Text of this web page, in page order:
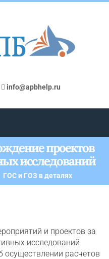
info@apbhelp.ru
проектов
исследований
ГОС и ГОЗ в деталях
и проектов за
исследований
расчетов